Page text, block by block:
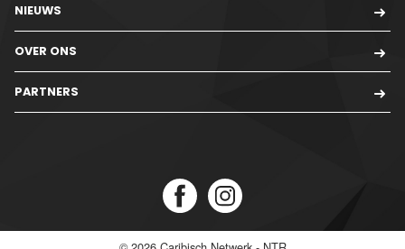
NIEUWS
OVER ONS
PARTNERS